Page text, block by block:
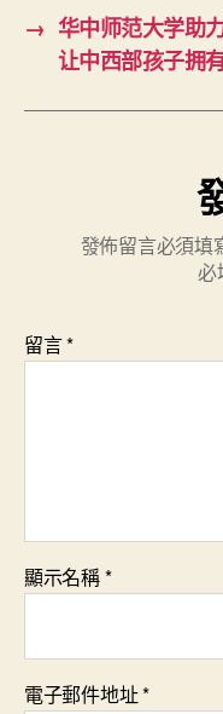
→ 华中师范大学助
让中西部孩子拥
發佈留言必須填
必
留言*
顯示名稱*
電子郵件地址*